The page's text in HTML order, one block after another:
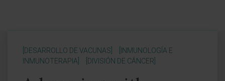
[DESARROLLO DE VACUNAS]
[INMUNOLOGÍA E
INMUNOTERAPIA]
[DIVISIÓN DE CÁNCER]